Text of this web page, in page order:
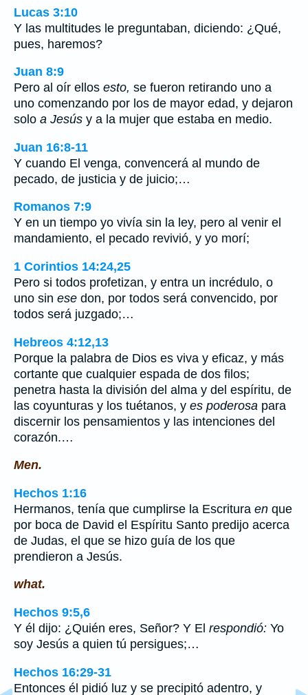
Lucas 3:10
Y las multitudes le preguntaban, diciendo: ¿Qué,
pues, haremos?
Juan 8:9
Pero al oír ellos esto, se fueron retirando uno a
uno comenzando por los de mayor edad, y dejaron
solo a Jesús y a la mujer que estaba en medio.
Juan 16:8-11
Y cuando El venga, convencerá al mundo de
pecado, de justicia y de juicio;…
Romanos 7:9
Y en un tiempo yo vivía sin la ley, pero al venir el
mandamiento, el pecado revivió, y yo morí;
1 Corintios 14:24,25
Pero si todos profetizan, y entra un incrédulo, o
uno sin ese don, por todos será convencido, por
todos será juzgado;…
Hebreos 4:12,13
Porque la palabra de Dios es viva y eficaz, y más
cortante que cualquier espada de dos filos;
penetra hasta la división del alma y del espíritu, de
las coyunturas y los tuétanos, y es poderosa para
discernir los pensamientos y las intenciones del
corazón.…
Men.
Hechos 1:16
Hermanos, tenía que cumplirse la Escritura en que
por boca de David el Espíritu Santo predijo acerca
de Judas, el que se hizo guía de los que
prendieron a Jesús.
what.
Hechos 9:5,6
Y él dijo: ¿Quién eres, Señor? Y El respondió: Yo
soy Jesús a quien tú persigues;…
Hechos 16:29-31
Entonces él pidió luz y se precipitó adentro, y